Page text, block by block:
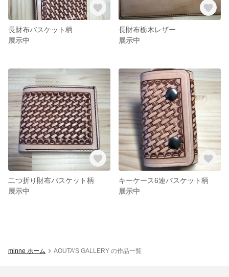
長財布バスケット柄
展示中
長財布栃木レザー
展示中
二つ折り財布バスケット柄
展示中
キーケース6連バスケット柄
展示中
minne ホーム AOUTA'S GALLERY の作品一覧